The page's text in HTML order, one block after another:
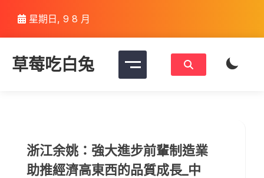
content
星期日, 9 8 月
草莓吃白兔
浙江余姚：強大進步前輩制造業
助推經濟高東西的品質成長_中